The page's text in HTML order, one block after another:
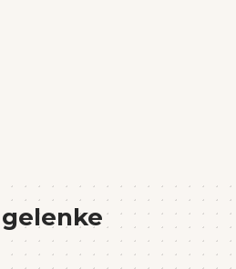
gelenke